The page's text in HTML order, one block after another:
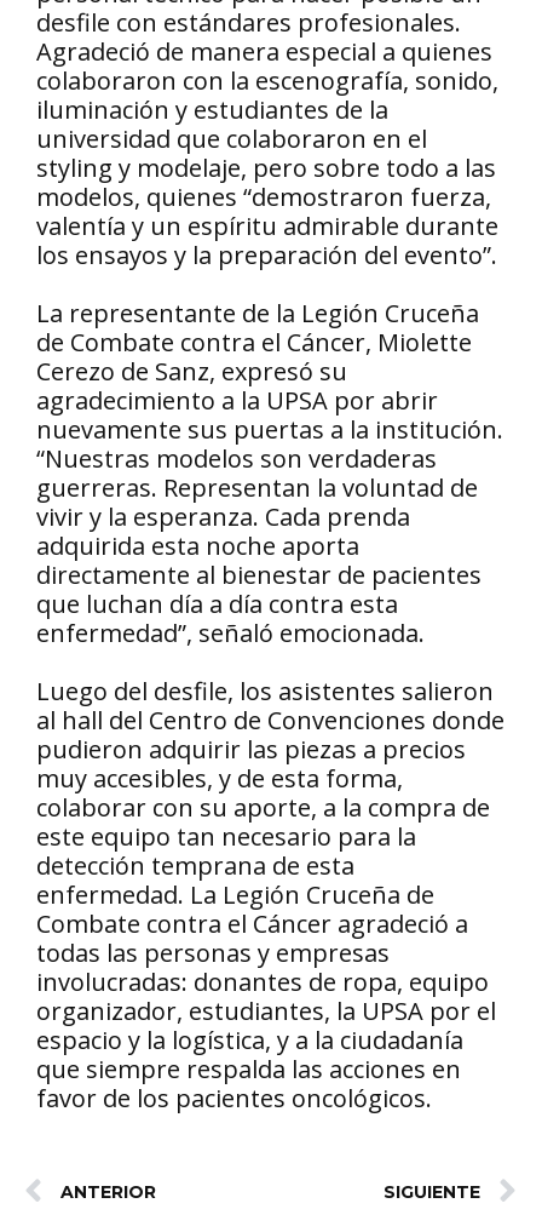
desfile con estándares profesionales.
Agradeció de manera especial a quienes
colaboraron con la escenografía, sonido,
iluminación y estudiantes de la
universidad que colaboraron en el
styling y modelaje, pero sobre todo a las
modelos, quienes “demostraron fuerza,
valentía y un espíritu admirable durante
los ensayos y la preparación del evento”.
La representante de la Legión Cruceña
de Combate contra el Cáncer, Miolette
Cerezo de Sanz, expresó su
agradecimiento a la UPSA por abrir
nuevamente sus puertas a la institución.
“Nuestras modelos son verdaderas
guerreras. Representan la voluntad de
vivir y la esperanza. Cada prenda
adquirida esta noche aporta
directamente al bienestar de pacientes
que luchan día a día contra esta
enfermedad”, señaló emocionada.
Luego del desfile, los asistentes salieron
al hall del Centro de Convenciones donde
pudieron adquirir las piezas a precios
muy accesibles, y de esta forma,
colaborar con su aporte, a la compra de
este equipo tan necesario para la
detección temprana de esta
enfermedad. La Legión Cruceña de
Combate contra el Cáncer agradeció a
todas las personas y empresas
involucradas: donantes de ropa, equipo
organizador, estudiantes, la UPSA por el
espacio y la logística, y a la ciudadanía
que siempre respalda las acciones en
favor de los pacientes oncológicos.
ANTERIOR SIGUIENTE